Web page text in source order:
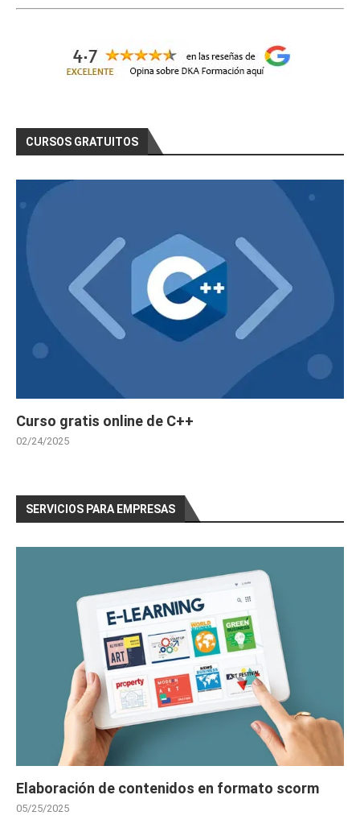
CURSOS GRATUITOS
Curso gratis online de C++
02/24/2025
SERVICIOS PARA EMPRESAS
Elaboración de contenidos en formato scorm
05/25/2025